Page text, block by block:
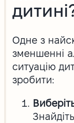
Одне з
зменшенні
ситуацію
зробити: